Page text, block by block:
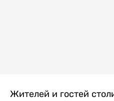
Жителей и гостей